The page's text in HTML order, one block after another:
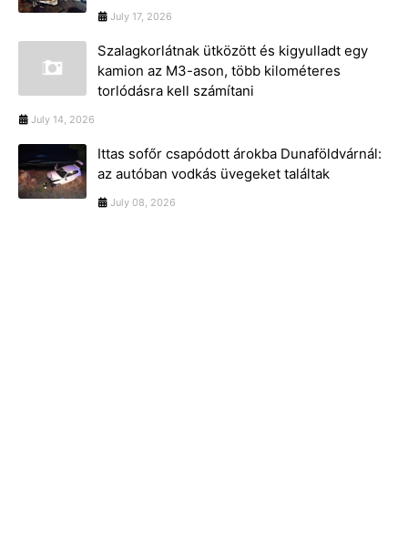
July 17, 2026
Szalagkorlátnak ütközött és kigyulladt egy
kamion az M3-ason, több kilométeres
torlódásra kell számítani
July 14, 2026
Ittas sofőr csapódott árokba Dunaföldvárnál:
az autóban vodkás üvegeket találtak
July 08, 2026